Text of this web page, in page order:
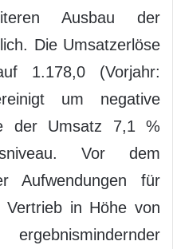
Ausbau der
Die Umsatzerlöse
1.178,0 (Vorjahr:
um negative
der Umsatz 7,1 %
Vor dem
Aufwendungen für
Vertrieb in Höhe von